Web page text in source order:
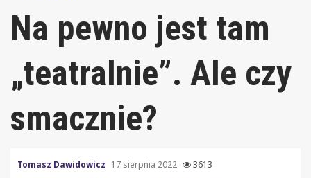
Na pewno jest tam
„teatralnie”. Ale czy
smacznie?
Tomasz Dawidowicz 17 sierpnia 2022 3613